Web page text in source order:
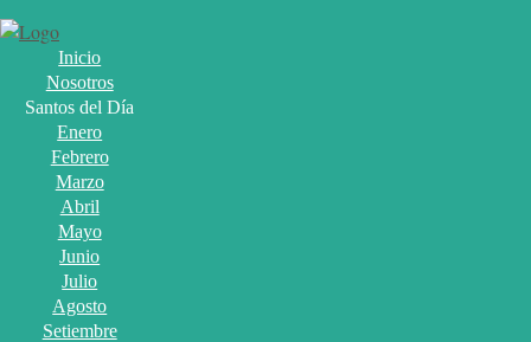
Inicio
Nosotros
Santos del Día
Enero
Febrero
Marzo
Abril
Mayo
Junio
Julio
Agosto
Setiembre